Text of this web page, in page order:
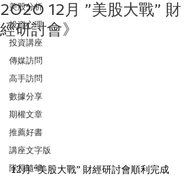
美股分析
投資心理
投資講座
傳媒訪問
高手訪問
數據分享
期權文章
推薦好書
講座文字版
隊長隨筆
2020 12月 ”美股大戰” 財
經研討會》
12月 “美股大戰” 財經研討會順利完成